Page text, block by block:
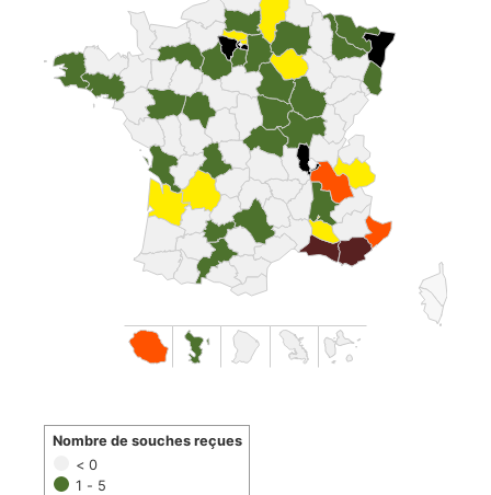
< 0
1 - 5
Nombre de souches reçues